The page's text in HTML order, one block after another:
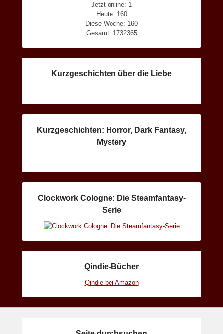
Jetzt online: 1
Heute: 160
Diese Woche: 160
Gesamt: 1732365
Kurzgeschichten über die Liebe
Kurzgeschichten: Horror, Dark Fantasy,
Mystery
Clockwork Cologne: Die Steamfantasy-
Serie
Qindie-Bücher
Qindie bei Amazon